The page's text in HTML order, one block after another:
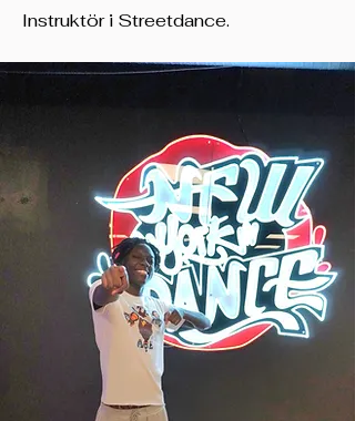
Instruktör i Streetdance.